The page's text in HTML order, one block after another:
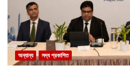
অন্যান্য সদ্য প্রকাশিত